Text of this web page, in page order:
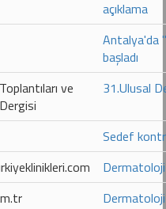
açıklama
Antalya'da
başladı
ve
31.Ulusal
Sedef
Dermatoloji
Dermatoloji